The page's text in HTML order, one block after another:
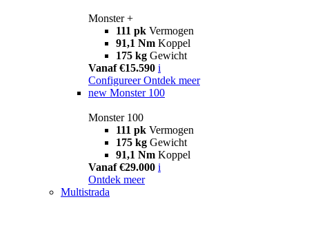
Monster +
111 pk Vermogen
91,1 Nm Koppel
175 kg Gewicht
Vanaf €15.590 i
Configureer Ontdek meer
new Monster 100
Monster 100
111 pk Vermogen
175 kg Gewicht
91,1 Nm Koppel
Vanaf €29.000 i
Ontdek meer
Multistrada